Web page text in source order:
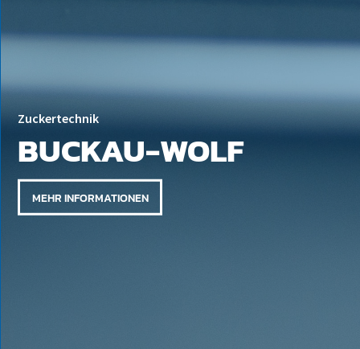
Zuckertechnik
BUCKAU-WOLF
MEHR INFORMATIONEN